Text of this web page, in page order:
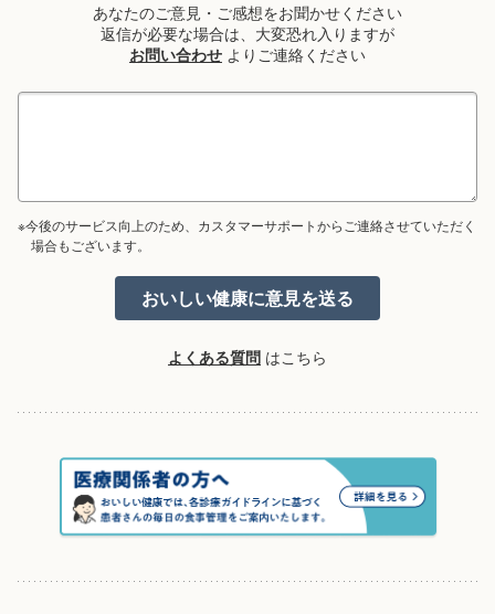
あなたのご意見・ご感想をお聞かせください
返信が必要な場合は、大変恐れ入りますが
お問い合わせ よりご連絡ください
※今後のサービス向上のため、カスタマーサポートからご連絡させていただく
場合もございます。
よくある質問 はこちら